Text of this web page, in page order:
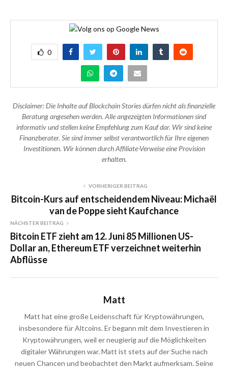
0
Disclaimer: Die Inhalte auf Blockchain Stories dürfen nicht als finanzielle
Beratung angesehen werden. Alle angezeigten Informationen sind
informativ und stellen keine Empfehlung zum Kauf dar. Wir sind keine
Finanzberater. Sie sind immer selbst verantwortlich für Ihre eigenen
Investitionen. Wir können durch Affiliate-Verweise eine Provision
erhalten.
VORHERIGER BEITRAG
Bitcoin-Kurs auf entscheidendem Niveau: Michaël
van de Poppe sieht Kaufchance
NÄCHSTER BEITRAG
Bitcoin ETF zieht am 12. Juni 85 Millionen US-
Dollar an, Ethereum ETF verzeichnet weiterhin
Abflüsse
Matt
Matt hat eine große Leidenschaft für Kryptowährungen,
insbesondere für Altcoins. Er begann mit dem Investieren in
Kryptowährungen, weil er neugierig auf die Möglichkeiten
digitaler Währungen war. Matt ist stets auf der Suche nach
neuen Chancen und beobachtet den Markt aufmerksam. Seine